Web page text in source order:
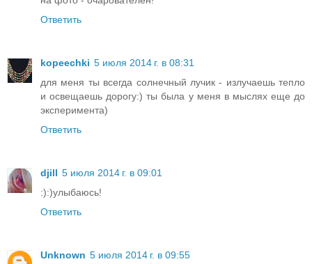
Ответить
kopeechki 5 июля 2014 г. в 08:31
для меня ты всегда солнечный лучик - излучаешь тепло
и освещаешь дорогу:) ты была у меня в мыслях еще до
эксперимента)
Ответить
djill 5 июля 2014 г. в 09:01
:):)улыбаюсь!
Ответить
Unknown 5 июля 2014 г. в 09:55